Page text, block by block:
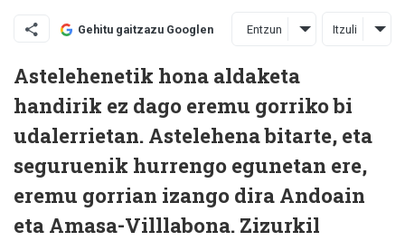
Gehitu gaitzazu Googlen Entzun Itzuli
Astelehenetik hona aldaketa
handirik ez dago eremu gorriko bi
udalerrietan. Astelehena bitarte, eta
seguruenik hurrengo egunetan ere,
eremu gorrian izango dira Andoain
eta Amasa-Villlabona. Zizurkil